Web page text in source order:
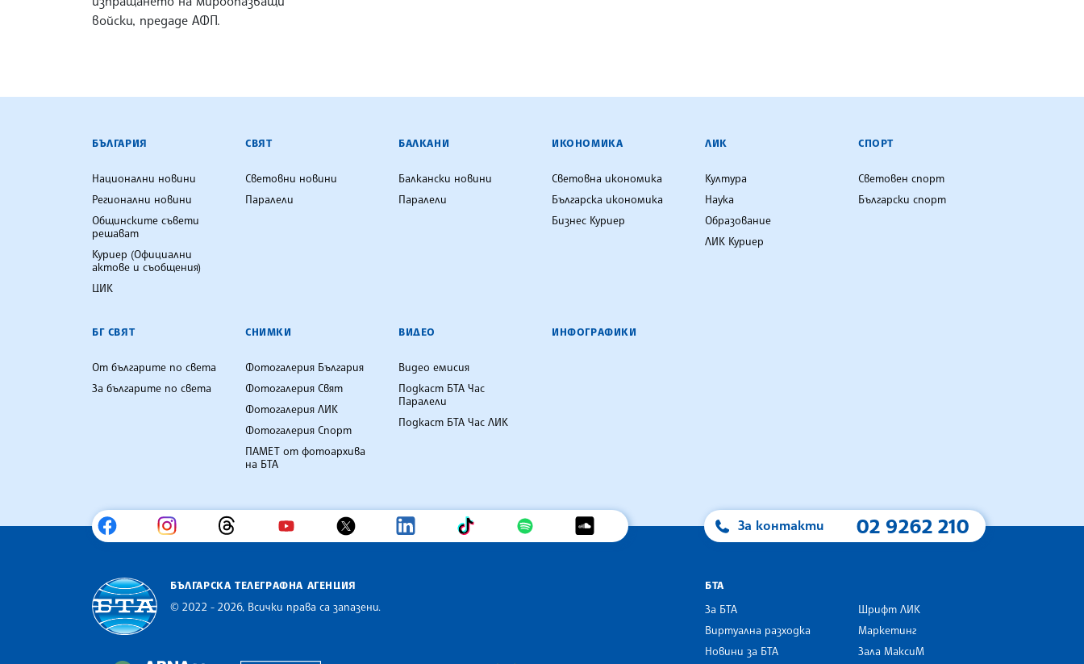
войски, предаде АФП.
БЪЛГАРСКА ТЕЛЕГРАФНА АГЕНЦИЯ
БЪЛГАРИЯ
Национални новини
Регионални новини
Общинските съвети
решават
Куриер (Официални
актове и съобщения)
ЦИК
СВЯТ
Световни новини
Паралели
БАЛКАНИ
Балкански новини
Паралели
ИКОНОМИКА
Световна икономика
Българска икономика
Бизнес Куриер
ЛИК
Култура
Наука
Образование
ЛИК Куриер
СПОРТ
Световен спорт
Български спорт
БГ СВЯТ
От българите по света
За българите по света
СНИМКИ
Фотогалерия България
Фотогалерия Свят
Фотогалерия ЛИК
Фотогалерия Спорт
ПАМЕТ от фотоархива
на БТА
ВИДЕО
Видео емисия
Подкаст БТА Час
Паралели
Подкаст БТА Час ЛИК
ИНФОГРАФИКИ
За контакти 02 9262 210
БЪЛГАРСКА ТЕЛЕГРАФНА АГЕНЦИЯ
© 2022 - 2026, Всички права са запазени.
БТА
За БТА
Виртуална разходка
Новини за БТА
Шрифт ЛИК
Маркетинг
Зала МаксиМ